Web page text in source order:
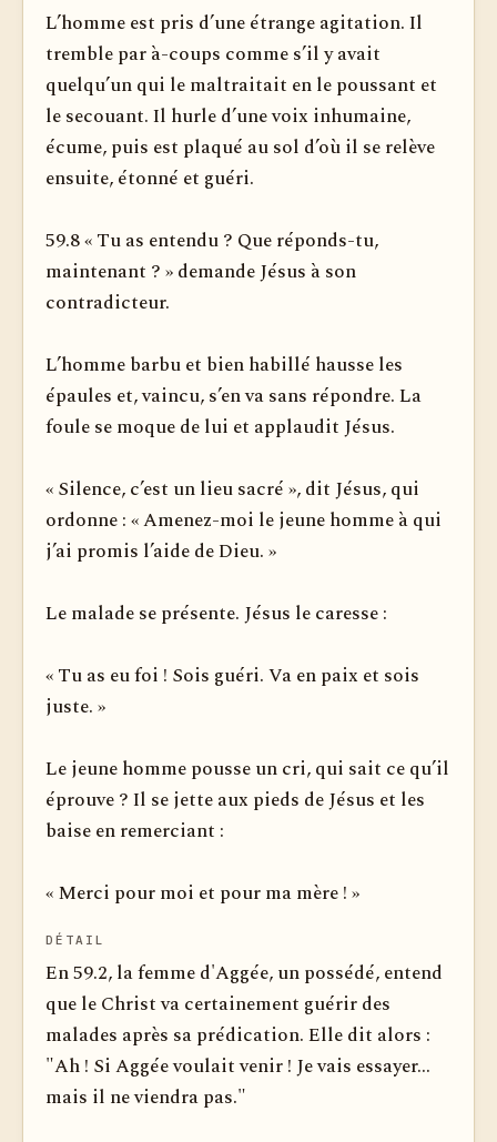
L’homme est pris d’une étrange agitation. Il
tremble par à-coups comme s’il y avait
quelqu’un qui le maltraitait en le poussant et
le secouant. Il hurle d’une voix inhumaine,
écume, puis est plaqué au sol d’où il se relève
ensuite, étonné et guéri.
59.8 « Tu as entendu ? Que réponds-tu,
maintenant ? » demande Jésus à son
contradicteur.
L’homme barbu et bien habillé hausse les
épaules et, vaincu, s’en va sans répondre. La
foule se moque de lui et applaudit Jésus.
« Silence, c’est un lieu sacré », dit Jésus, qui
ordonne : « Amenez-moi le jeune homme à qui
j’ai promis l’aide de Dieu. »
Le malade se présente. Jésus le caresse :
« Tu as eu foi ! Sois guéri. Va en paix et sois
juste. »
Le jeune homme pousse un cri, qui sait ce qu’il
éprouve ? Il se jette aux pieds de Jésus et les
baise en remerciant :
« Merci pour moi et pour ma mère ! »
DÉTAIL
En 59.2, la femme d'Aggée, un possédé, entend
que le Christ va certainement guérir des
malades après sa prédication. Elle dit alors :
"Ah ! Si Aggée voulait venir ! Je vais essayer...
mais il ne viendra pas."